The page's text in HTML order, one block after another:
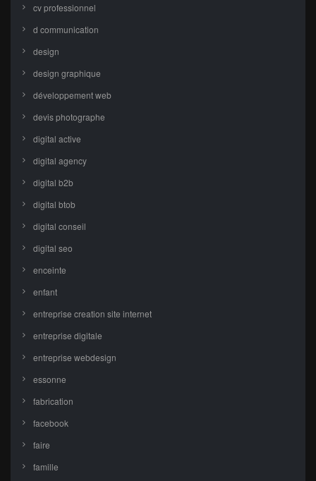
cv professionnel
d communication
design
design graphique
développement web
devis photographe
digital active
digital agency
digital b2b
digital btob
digital conseil
digital seo
enceinte
enfant
entreprise creation site internet
entreprise digitale
entreprise webdesign
essonne
fabrication
facebook
faire
famille